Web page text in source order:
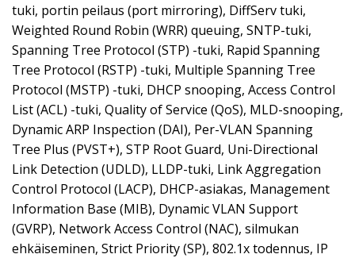
tuki, portin peilaus (port mirroring), DiffServ tuki,
Weighted Round Robin (WRR) queuing, SNTP-tuki,
Spanning Tree Protocol (STP) -tuki, Rapid Spanning
Tree Protocol (RSTP) -tuki, Multiple Spanning Tree
Protocol (MSTP) -tuki, DHCP snooping, Access Control
List (ACL) -tuki, Quality of Service (QoS), MLD-snooping,
Dynamic ARP Inspection (DAI), Per-VLAN Spanning
Tree Plus (PVST+), STP Root Guard, Uni-Directional
Link Detection (UDLD), LLDP-tuki, Link Aggregation
Control Protocol (LACP), DHCP-asiakas, Management
Information Base (MIB), Dynamic VLAN Support
(GVRP), Network Access Control (NAC), silmukan
ehkäiseminen, Strict Priority (SP), 802.1x todennus, IP